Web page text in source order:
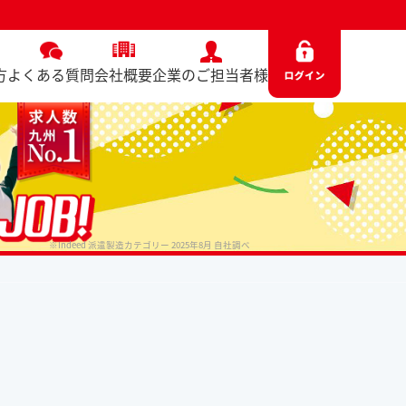
よくある質問会社概要企業のご担当者様
※Indeed 派遣製造カテゴリー 2025年8月 自社調べ